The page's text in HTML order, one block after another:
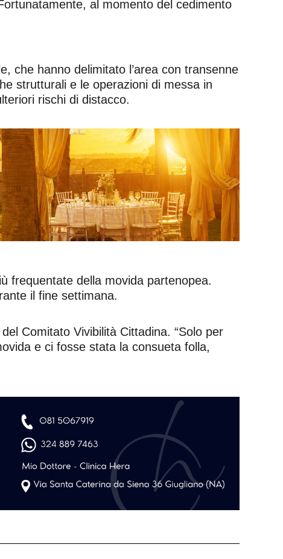
al momento del cedimento
che hanno delimitato l’area con transenne
strutturali e le operazioni di messa in
rischi di distacco.
frequentate della movida partenopea.
il fine settimana.
Comitato Vivibilità Cittadina. “Solo per
e ci fosse stata la consueta folla,